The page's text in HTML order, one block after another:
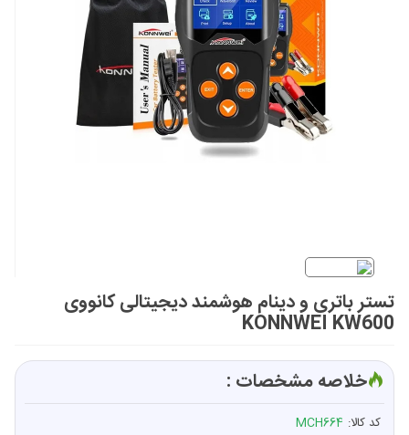
تستر باتری و دینام هوشمند دیجیتالی کانووی
KONNWEI KW600
خلاصه مشخصات :
کد کالا: MCH664